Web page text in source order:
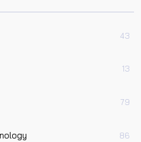
43
13
79
86